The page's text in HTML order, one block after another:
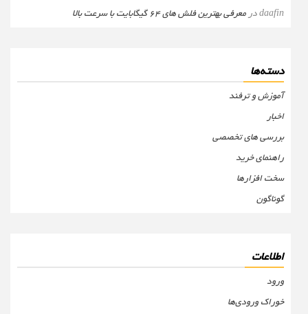
daafinدرمعرفی بهترین فلش های 64 گیگابایت با سرعت بالا
دسته‌ها
آموزش و ترفند
اخبار
بررسی های تخصصی
راهنمای خرید
سخت افزارها
گوناگون
اطلاعات
ورود
خوراک ورودی‌ها